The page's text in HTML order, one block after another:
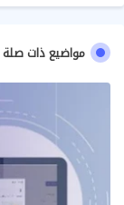
مواضيع ذات صلة